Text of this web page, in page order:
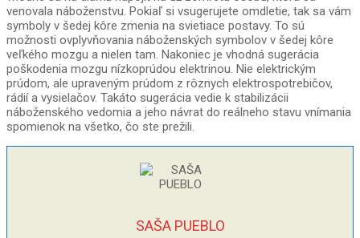
venovala náboženstvu. Pokiaľ si vsugerujete omdletie, tak sa vám
symboly v šedej kôre zmenia na svietiace postavy. To sú
možnosti ovplyvňovania náboženských symbolov v šedej kôre
veľkého mozgu a nielen tam. Nakoniec je vhodná sugerácia
poškodenia mozgu nízkoprúdou elektrinou. Nie elektrickým
prúdom, ale upraveným prúdom z rôznych elektrospotrebičov,
rádií a vysielačov. Takáto sugerácia vedie k stabilizácii
náboženského vedomia a jeho návrat do reálneho stavu vnímania
spomienok na všetko, čo ste prežili.
SAŠA PUEBLO